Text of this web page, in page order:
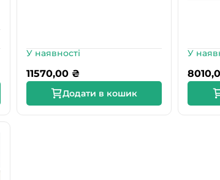
У наявності
11570,00 ₴
Додати в кошик
У